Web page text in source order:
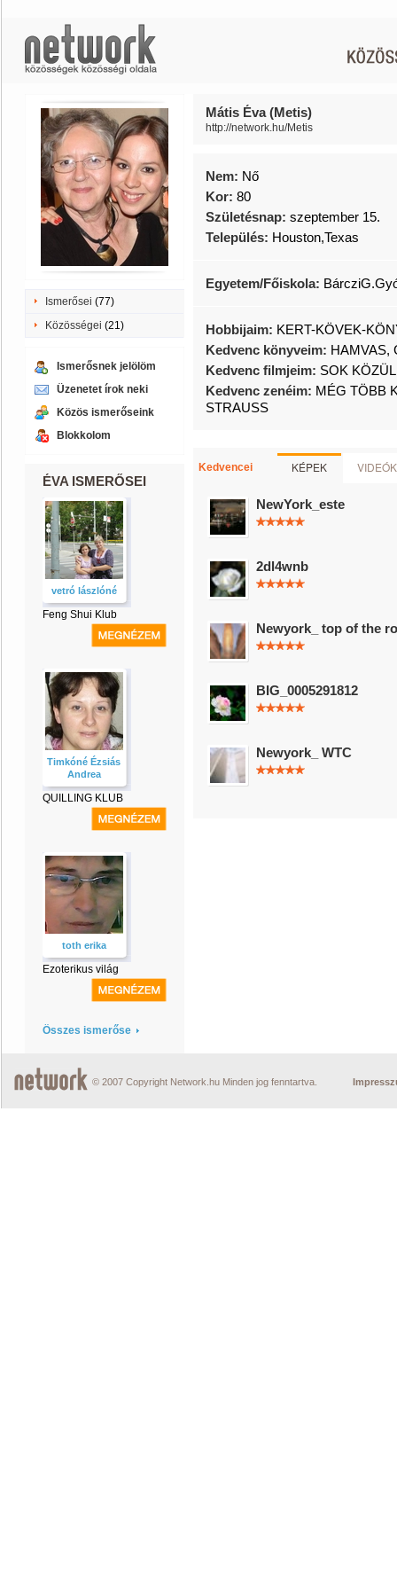
Ismerősei (77)
Közösségei (21)
Ismerősnek jelölöm
Üzenetet írok neki
Közös ismerőseink
Blokkolom
ÉVA ISMERŐSEI
vetró lászlóné
Feng Shui Klub
Timkóné Ézsiás
Andrea
QUILLING KLUB
toth erika
Ezoterikus világ
Összes ismerőse
Mátis Éva (Metis)
http://network.hu/Metis
Nem: Nő
Kor: 80
Születésnap: szeptember 15.
Település: Houston,Texas
Egyetem/Főiskola:
Hobbijaim: KERT-KÖVEK-
Kedvenc könyveim: HAMVAS,
Kedvenc filmjeim: SOK
Kedvenc zenéim: MÉG TÖBB
STRAUSS
Kedvencei KÉPEK VIDEÓK
NewYork_este
2dl4wnb
Newyork_ top of the
BIG_0005291812
Newyork_ WTC
© 2007 Copyright Network.hu Minden jog fenntartva.